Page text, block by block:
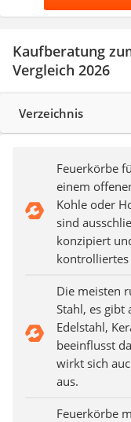
Kaufberatung
Vergleich 2026
Verzeichnis
Feuerkörbe
einem
Kohle oder
sind
konzipiert
kontrolliertes
Die meisten
Stahl, es gibt
Edelstahl,
beeinflusst
wirkt sich
aus.
Feuerkörbe